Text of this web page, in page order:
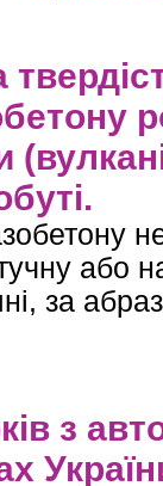
або
за
скла), що
з